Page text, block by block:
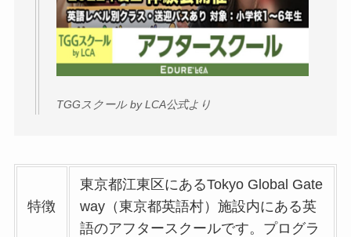
TGGスクール by LCA公式より
特徴
東京都江東区にあるTokyo Global Gate
way（東京都英語村）施設内にある英
語のアフタースクールです。プログラ